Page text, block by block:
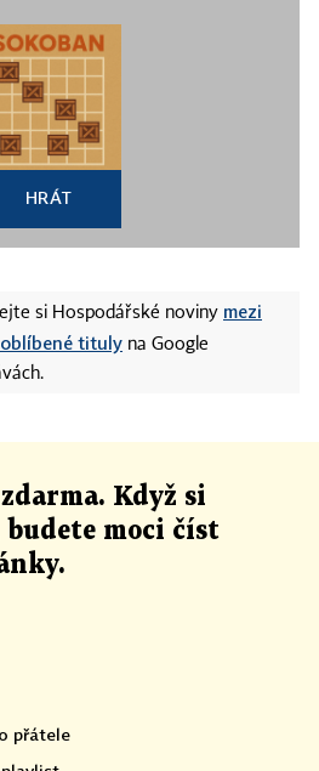
HRÁT
si Hospodářské noviny mezi
tituly na Google
zdarma. Když si
moci číst
.
přátele